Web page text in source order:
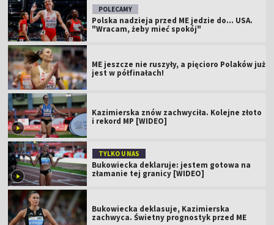
POLECAMY
Polska nadzieja przed ME jedzie do... USA.
"Wracam, żeby mieć spokój"
ME jeszcze nie ruszyły, a pięcioro Polaków już
jest w półfinałach!
Kazimierska znów zachwyciła. Kolejne złoto
i rekord MP [WIDEO]
TYLKO U NAS
Bukowiecka deklaruje: jestem gotowa na
złamanie tej granicy [WIDEO]
Bukowiecka deklasuje, Kazimierska
zachwyca. Świetny prognostyk przed ME